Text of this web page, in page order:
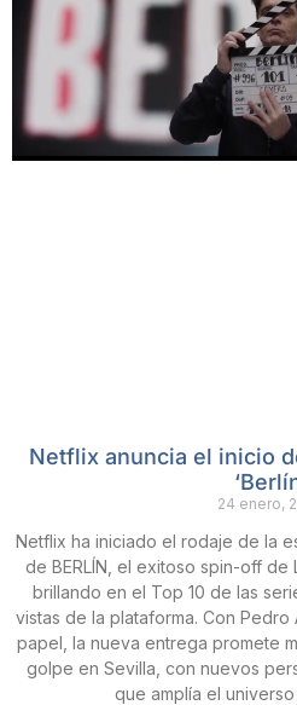
Netflix anuncia el inicio
24 enero,
Netflix ha iniciado el rodaje de la
de BERLÍN, el exitoso spin-off
brillando en el Top 10 de las
vistas de la plataforma. Con
papel, la nueva entrega promete
golpe en Sevilla, con nuevos
que amplía el